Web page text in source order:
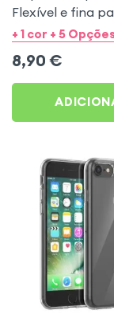
Flexível e fina
Samsung Galaxy
+ 1 cor + 5
8,90 €